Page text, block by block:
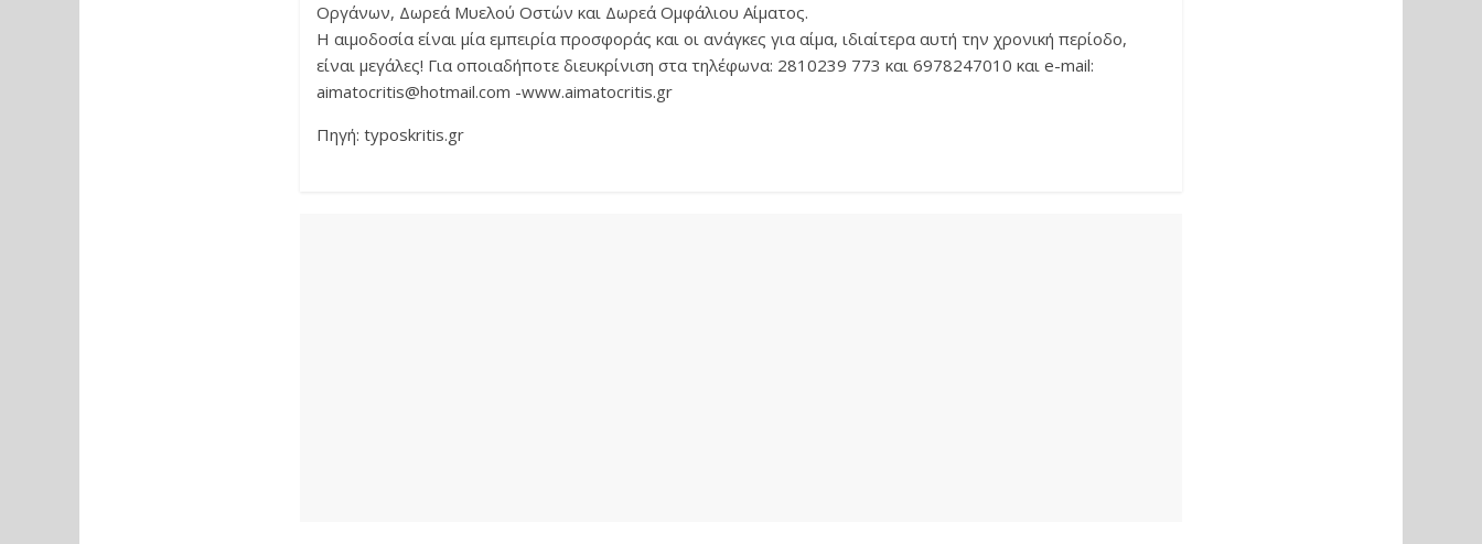
Οργάνων, Δωρεά Μυελού Οστών και Δωρεά Ομφάλιου Αίματος.
Η αιμοδοσία είναι μία εμπειρία προσφοράς και οι ανάγκες για αίμα, ιδιαίτερα αυτή την χρονική περίοδο,
είναι μεγάλες! Για οποιαδήποτε διευκρίνιση στα τηλέφωνα: 2810239 773 και 6978247010 και e-mail:
aimatocritis@hotmail.com -www.aimatocritis.gr
Πηγή: typoskritis.gr